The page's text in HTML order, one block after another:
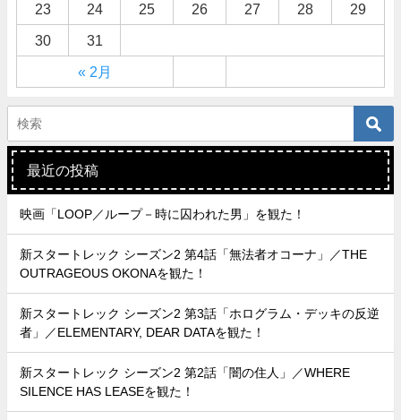
« 2月
23 24 25 26 27 28 29
30 31
最近の投稿
映画「LOOP／ループ－時に囚われた男」を観た！
新スタートレック シーズン2 第4話「無法者オコーナ」／THE
OUTRAGEOUS OKONAを観た！
新スタートレック シーズン2 第3話「ホログラム・デッキの反逆
者」／ELEMENTARY, DEAR DATAを観た！
新スタートレック シーズン2 第2話「闇の住人」／WHERE
SILENCE HAS LEASEを観た！